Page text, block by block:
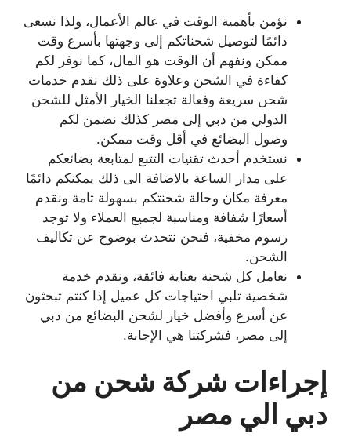
نؤمن بأهمية الوقت في عالم الأعمال، ولذا نسعى
دائمًا لتوصيل شحناتكم إلى وجهتها بأسرع وقت
ممكن ونفهم أن الوقت هو المال، كما نوفر لكم
كفاءة في الشحن وعلاوة على ذلك نقدم خدمات
شحن سريعة وفعالة تجعلنا الخيار الأمثل للشحن
الدولي من دبي إلى مصر كذلك نضمن لكم
وصول البضائع في أقل وقت ممكن.
نستخدم أحدث تقنيات التتبع لمتابعة بضائعكم
على مدار الساعة بالاضافة الى ذلك يمكنكم دائمًا
معرفة مكان وحالة شحنتكم بسهولة تامة ونقدم
أسعارًا شفافة ومناسبة لجميع العملاء ولا توجد
رسوم مخفية، فنحن نتحدث بوضوح عن تكاليف
الشحن.
نعامل كل شحنة بعناية فائقة، ونقدم خدمة
شخصية تلبي احتياجات كل عميل إذا كنتم تبحثون
عن أسرع وأفضل خيار لشحن البضائع من دبي
إلى مصر، فشركتنا هي الإجابة.
إجراءات شركة شحن من
دبي الي مصر